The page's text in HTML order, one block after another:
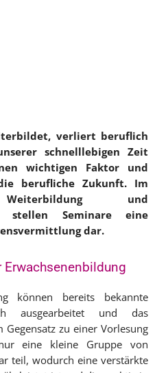
verliert beruflich
schnelllebigen Zeit
wichtigen Faktor und
berufliche Zukunft. Im
und
stellen Seminare eine
dar.
Erwachsenenbildung
können bereits bekannte
ausgearbeitet und das
zu einer Vorlesung
eine kleine Gruppe von
teil, wodurch eine verstärkte